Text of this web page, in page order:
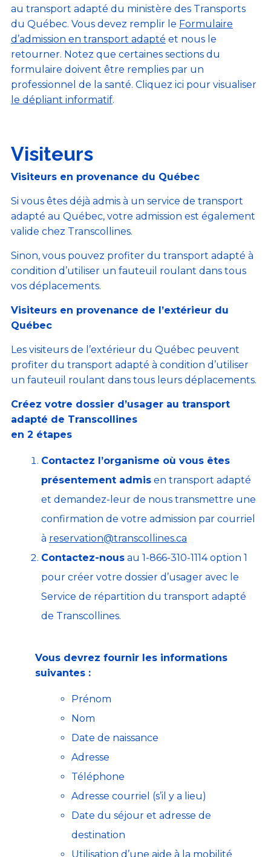
au transport adapté du ministère des Transports
du Québec. Vous devez remplir le Formulaire
d’admission en transport adapté et nous le
retourner. Notez que certaines sections du
formulaire doivent être remplies par un
professionnel de la santé. Cliquez ici pour visualiser
le dépliant informatif.
Visiteurs
Visiteurs en provenance du Québec
Si vous êtes déjà admis à un service de transport
adapté au Québec, votre admission est également
valide chez Transcollines.
Sinon, vous pouvez profiter du transport adapté à
condition d’utiliser un fauteuil roulant dans tous
vos déplacements.
Visiteurs en provenance de l’extérieur du
Québec
Les visiteurs de l’extérieur du Québec peuvent
profiter du transport adapté à condition d’utiliser
un fauteuil roulant dans tous leurs déplacements.
Créez votre dossier d’usager au transport
adapté de Transcollines
en 2 étapes
Contactez l’organisme où vous êtes
présentement admisen transport adapté
et demandez-leur de nous transmettre une
confirmation de votre admission par courriel
à reservation@transcollines.ca
Contactez-nousau 1-866-310-1114 option 1
pour créer votre dossier d’usager avec le
Service de répartition du transport adapté
de Transcollines.
Vous devrez fournir les informations
suivantes :
Prénom
Nom
Date de naissance
Adresse
Téléphone
Adresse courriel (s’il y a lieu)
Date du séjour et adresse de
destination
Utilisation d’une aide à la mobilité